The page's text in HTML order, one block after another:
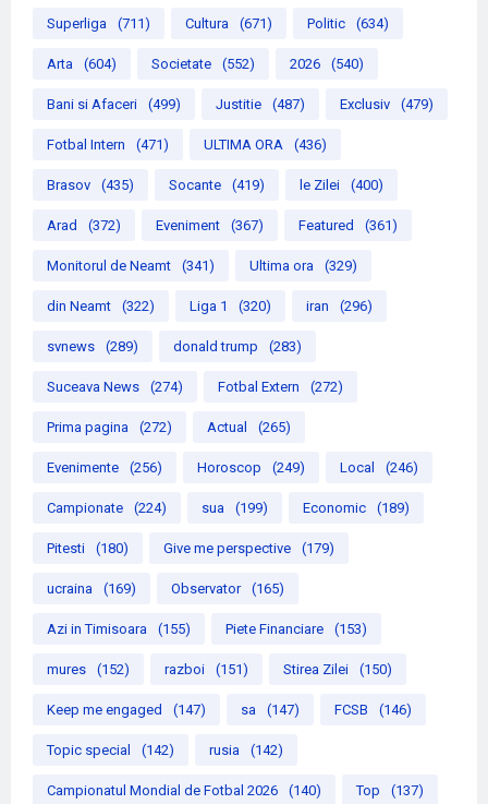
Superliga (711) Cultura (671) Politic (634)
Arta (604) Societate (552) 2026 (540)
Bani si Afaceri (499) Justitie (487) Exclusiv (479)
Fotbal Intern (471) ULTIMA ORA (436)
Brasov (435) Socante (419) le Zilei (400)
Arad (372) Eveniment (367) Featured (361)
Monitorul de Neamt (341) Ultima ora (329)
din Neamt (322) Liga 1 (320) iran (296)
svnews (289) donald trump (283)
Suceava News (274) Fotbal Extern (272)
Prima pagina (272) Actual (265)
Evenimente (256) Horoscop (249) Local (246)
Campionate (224) sua (199) Economic (189)
Pitesti (180) Give me perspective (179)
ucraina (169) Observator (165)
Azi in Timisoara (155) Piete Financiare (153)
mures (152) razboi (151) Stirea Zilei (150)
Keep me engaged (147) sa (147) FCSB (146)
Topic special (142) rusia (142)
Campionatul Mondial de Fotbal 2026 (140) Top (137)